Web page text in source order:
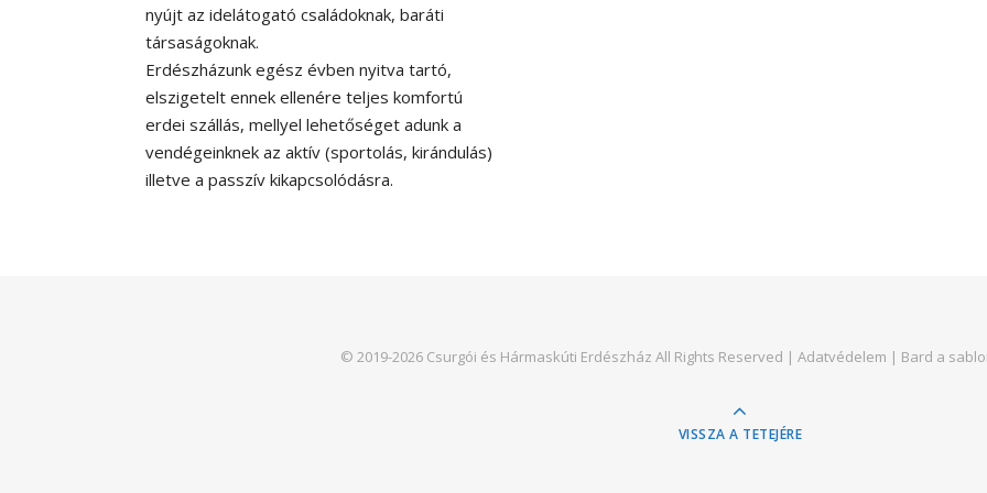
nyújt az idelátogató családoknak, baráti
társaságoknak.
Erdészházunk egész évben nyitva tartó,
elszigetelt ennek ellenére teljes komfortú
erdei szállás, mellyel lehetőséget adunk a
vendégeinknek az aktív (sportolás, kirándulás)
illetve a passzív kikapcsolódásra.
© 2019-2026 Csurgói és Hármaskúti Erdészház All Rights Reserved | Adatvédelem | Bard a
VISSZA A TETEJÉRE